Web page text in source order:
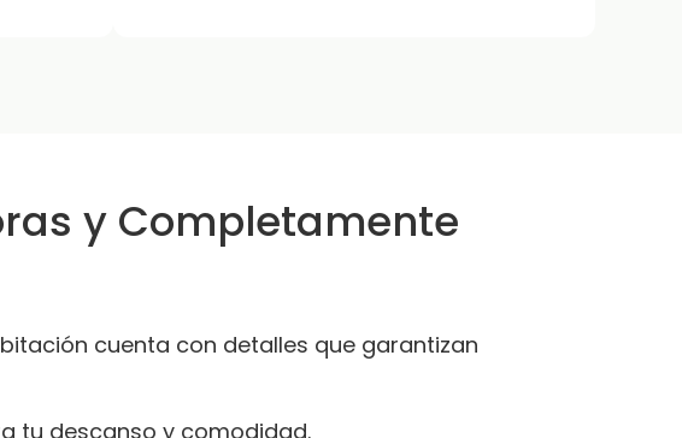
y Completamente
cuenta con detalles que garantizan
tu descanso y comodidad.